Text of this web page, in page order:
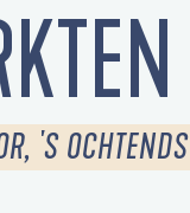
'S OCHTENDS